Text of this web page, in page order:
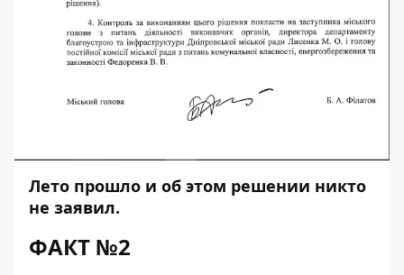
Лето прошло и об этом решении никто
не заявил.
ФАКТ №2